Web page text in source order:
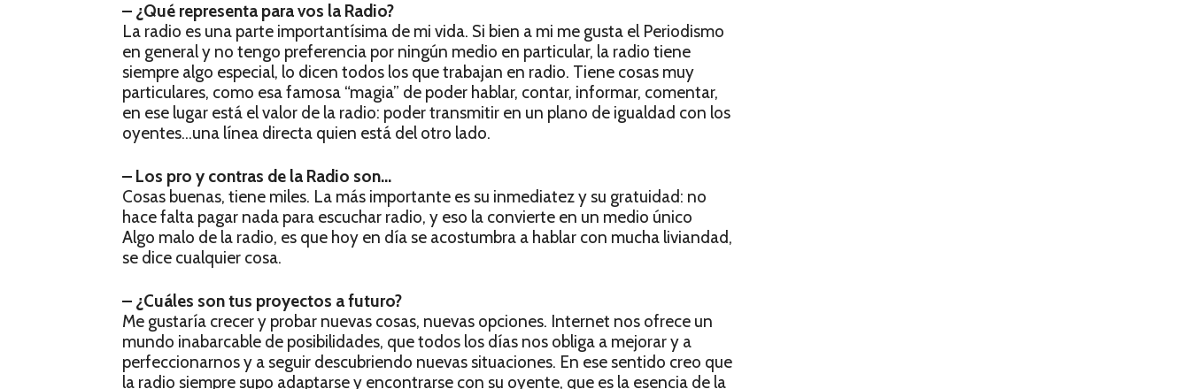
– ¿Qué representa para vos la Radio?
La radio es una parte importantísima de mi vida. Si bien a mi me gusta el Periodismo
en general y no tengo preferencia por ningún medio en particular, la radio tiene
siempre algo especial, lo dicen todos los que trabajan en radio. Tiene cosas muy
particulares, como esa famosa “magia” de poder hablar, contar, informar, comentar,
en ese lugar está el valor de la radio: poder transmitir en un plano de igualdad con los
oyentes…una línea directa quien está del otro lado.
– Los pro y contras de la Radio son…
Cosas buenas, tiene miles. La más importante es su inmediatez y su gratuidad: no
hace falta pagar nada para escuchar radio, y eso la convierte en un medio único
Algo malo de la radio, es que hoy en día se acostumbra a hablar con mucha liviandad,
se dice cualquier cosa.
– ¿Cuáles son tus proyectos a futuro?
Me gustaría crecer y probar nuevas cosas, nuevas opciones. Internet nos ofrece un
mundo inabarcable de posibilidades, que todos los días nos obliga a mejorar y a
perfeccionarnos y a seguir descubriendo nuevas situaciones. En ese sentido creo que
la radio siempre supo adaptarse y encontrarse con su oyente, que es la esencia de la